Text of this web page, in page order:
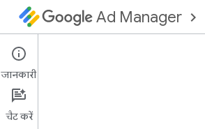
Ad Manager
जानकारी
चैट करें